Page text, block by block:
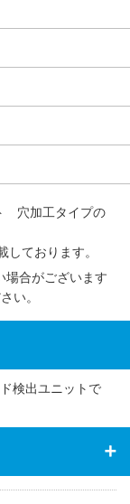
穴加工タイプの
ております。
場合がございます
い。
検出ユニットで